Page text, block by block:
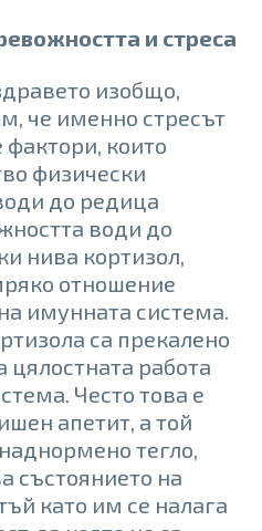
и стреса
изобщо,
че именно стресът
фактори, които
физически
до редица
води до
нива кортизол,
отношение
имунната система.
са прекалено
цялостната работа
Често това е
апетит, а той
тегло,
състоянието на
като им се налага